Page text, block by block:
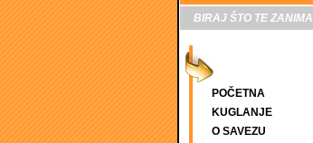
BIRAJ ŠTO TE ZANIMA
POČETNA
KUGLANJE
O SAVEZU